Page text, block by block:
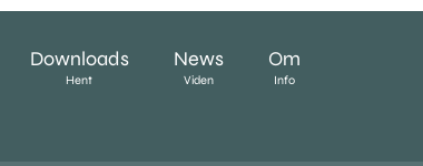
Downloads
Hent
News
Viden
Om
Info